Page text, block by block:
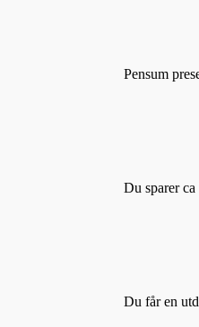
Pensum
Du sparer
Du får en